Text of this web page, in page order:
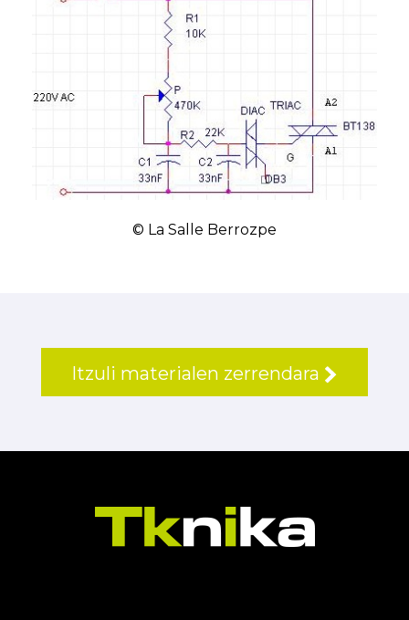
© La Salle Berrozpe
Itzuli materialen zerrendara